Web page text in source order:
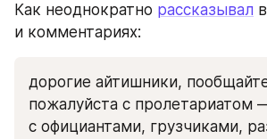
Как неоднократно рассказывал
и комментариях:
дорогие айтишники,
пожалуйста с пролетариатом
с официантами, грузчиками,